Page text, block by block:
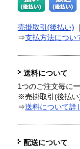
売掛取引(後払い)
⇒支払方法につい
送料について
1つのご注文毎に
※売掛取引(後払い
⇒送料について詳
配送について